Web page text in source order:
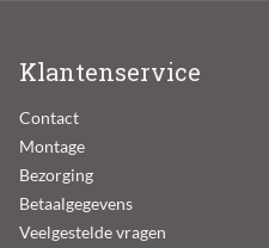
Klantenservice
Contact
Montage
Bezorging
Betaalgegevens
Veelgestelde vragen